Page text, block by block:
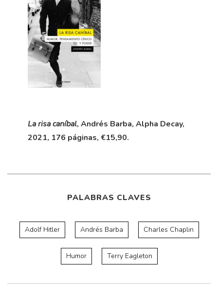
La risa caníbal, Andrés Barba, Alpha Decay,
2021, 176 páginas, €15,90.
PALABRAS CLAVES
Adolf Hitler Andrés Barba Charles Chaplin
Humor Terry Eagleton